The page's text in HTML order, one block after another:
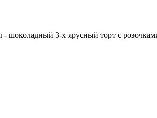
шоколадный 3-х ярусный торт с